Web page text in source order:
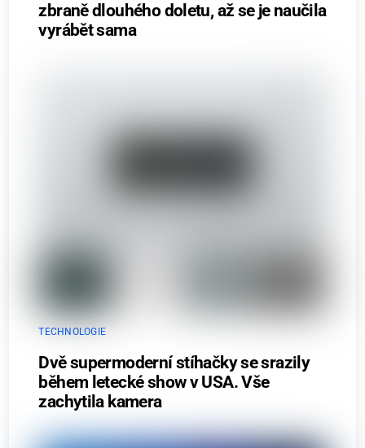
zbraně dlouhého doletu, až se je naučila
vyrábět sama
TECHNOLOGIE
Dvě supermoderní stíhačky se srazily
během letecké show v USA. Vše
zachytila kamera